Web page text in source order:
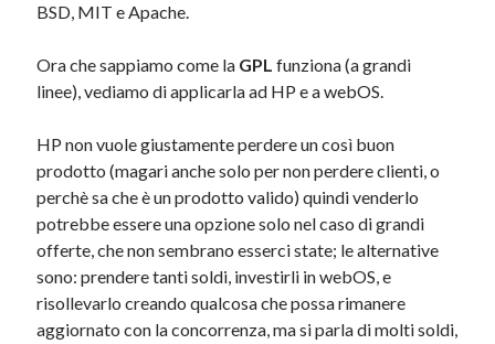
BSD, MIT e Apache.
Ora che sappiamo come la GPL funziona (a grandi
linee), vediamo di applicarla ad HP e a webOS.
HP non vuole giustamente perdere un così buon
prodotto (magari anche solo per non perdere clienti, o
perchè sa che è un prodotto valido) quindi venderlo
potrebbe essere una opzione solo nel caso di grandi
offerte, che non sembrano esserci state; le alternative
sono: prendere tanti soldi, investirli in webOS, e
risollevarlo creando qualcosa che possa rimanere
aggiornato con la concorrenza, ma si parla di molti soldi,